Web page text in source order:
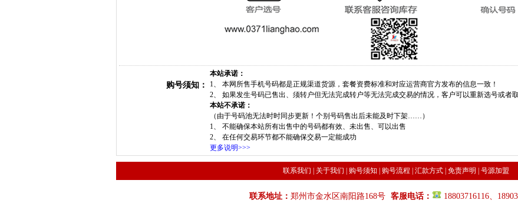
购号须知：
本站承诺：
1、 本网所售手机号码都是正规渠道货源，套餐资费标准和对应运营商官方发布的信息一致！
2、 如果发生号码已售出、须转户但无法完成转户等无法完成交易的情况，客户可以重新选号或者
本站不承诺：
（由于号码池无法时时同步更新！个别号码售出后未能及时下架……）
1、 不能确保本站所有出售中的号码都有效、未出售、可以出售
2、 在任何交易环节都不能确保交易一定能成功
更多说明>>>
联系我们 关于我们 购号须知 购号流程 汇款方式 免责声明 号源加盟
联系地址： 郑州市金水区南阳路168号 客服电话： 18803716116、